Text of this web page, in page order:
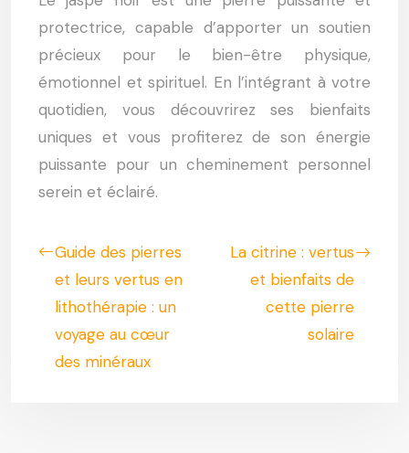
protectrice, capable d’apporter un soutien
précieux pour le bien-être physique,
émotionnel et spirituel. En l’intégrant à votre
quotidien, vous découvrirez ses bienfaits
uniques et vous profiterez de son énergie
puissante pour un cheminement personnel
serein et éclairé.
Guide des pierres
et leurs vertus en
lithothérapie : un
voyage au cœur
des minéraux
La citrine : vertus
et bienfaits de
cette pierre
solaire